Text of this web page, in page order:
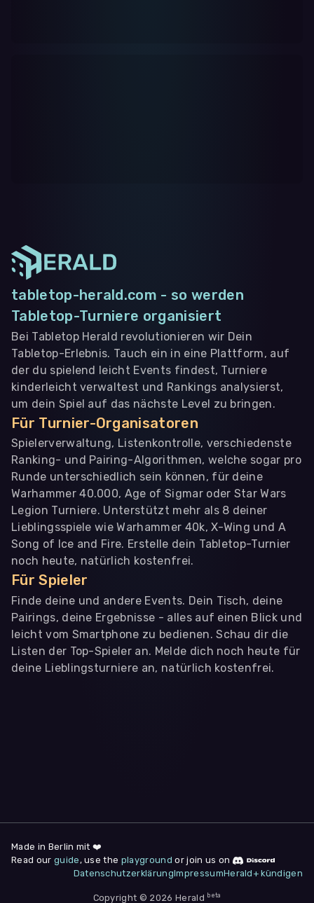
tabletop-herald.com - so werden
Tabletop-Turniere organisiert
Bei Tabletop Herald revolutionieren wir Dein
Tabletop-Erlebnis. Tauch ein in eine Plattform, auf
der du spielend leicht Events findest, Turniere
kinderleicht verwaltest und Rankings analysierst,
um dein Spiel auf das nächste Level zu bringen.
Für Turnier-Organisatoren
Spielerverwaltung, Listenkontrolle, verschiedenste
Ranking- und Pairing-Algorithmen, welche sogar pro
Runde unterschiedlich sein können, für deine
Warhammer 40.000, Age of Sigmar oder Star Wars
Legion Turniere. Unterstützt mehr als 8 deiner
Lieblingsspiele wie Warhammer 40k, X-Wing und A
Song of Ice and Fire. Erstelle dein Tabletop-Turnier
noch heute, natürlich kostenfrei.
Für Spieler
Finde deine und andere Events. Dein Tisch, deine
Pairings, deine Ergebnisse - alles auf einen Blick und
leicht vom Smartphone zu bedienen. Schau dir die
Listen der Top-Spieler an. Melde dich noch heute für
deine Lieblingsturniere an, natürlich kostenfrei.
deine Zustimmung jederzeit unter "
am Seitenende widerrufen.
Nur notwendige
Made in Berlin mit ❤️
Read our guide , use the playground or join us on
DatenschutzerklärungImpressumHerald+ kündigen
Copyright © 2026 Herald beta